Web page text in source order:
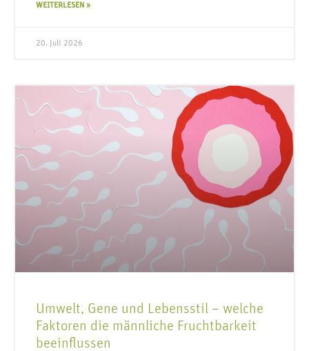
WEITERLESEN »
20. Juli 2026
Umwelt, Gene und Lebensstil – welche
Faktoren die männliche Fruchtbarkeit
beeinflussen